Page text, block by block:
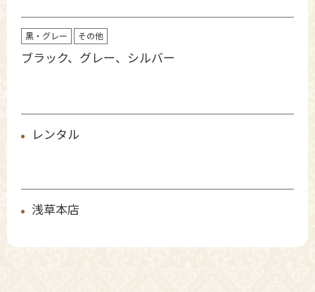
黒・グレー その他
ブラック、グレー、シルバー
レンタル
浅草本店